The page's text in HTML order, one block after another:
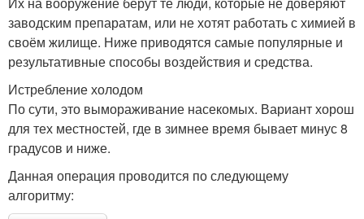
заводским препаратам, или не хотят работать с химией в
своём жилище. Ниже приводятся самые популярные и
результативные способы воздействия и средства.
Истребление холодом
По сути, это вымораживание насекомых. Вариант хорош
для тех местностей, где в зимнее время бывает минус 8
градусов и ниже.
Данная операция проводится по следующему
алгоритму: